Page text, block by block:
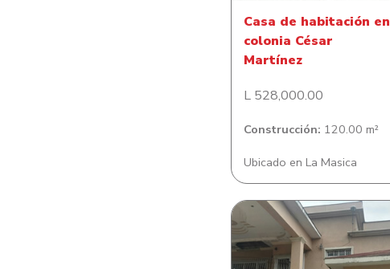
Casa de habitación en
colonia César
Martínez
L 528,000.00
Construcción: 120.00 m²
Ubicado en La Masica